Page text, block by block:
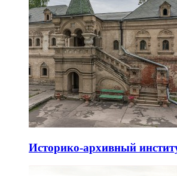
Историко-архивный